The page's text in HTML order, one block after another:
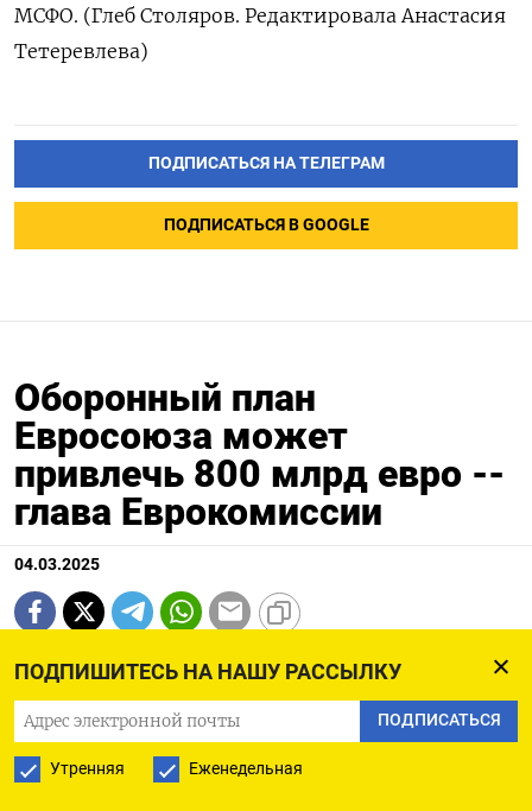
ПОДПИШИТЕСЬ НА НАШУ РАССЫЛКУ
ПОДПИСАТЬСЯ
Утренняя Еженедельная
МСФО. (Глеб Столяров. Редактировала Анастасия
Тетеревлева)
ПОДПИСАТЬСЯ НА ТЕЛЕГРАМ
ПОДПИСАТЬСЯ В GOOGLE
Оборонный план
Евросоюза может
привлечь 800 млрд евро --
глава Еврокомиссии
04.03.2025
и увеличения военного потенциала могут
привлечь около 800 миллиардов евро ($841,4